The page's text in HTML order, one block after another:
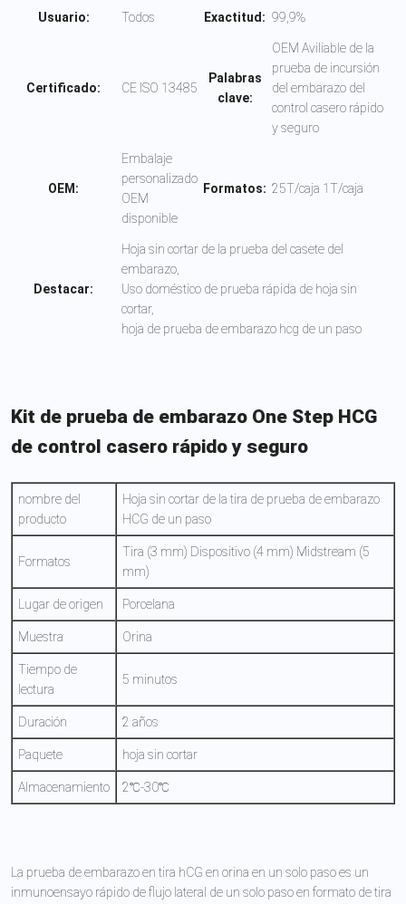
Usuario: Todos Exactitud: 99,9%
Certificado: CE ISO 13485
Palabras
clave:
OEM Aviliable de la
prueba de incursión
del embarazo del
control casero rápido
y seguro
OEM:
Embalaje
personalizado
OEM
disponible
Formatos: 25T/caja 1T/caja
Destacar:
Hoja sin cortar de la prueba del casete del
embarazo,
Uso doméstico de prueba rápida de hoja sin
cortar,
hoja de prueba de embarazo hcg de un paso
Kit de prueba de embarazo One Step HCG
de control casero rápido y seguro
nombre del
producto
Hoja sin cortar de la tira de prueba de embarazo
HCG de un paso
Formatos
Tira (3 mm) Dispositivo (4 mm) Midstream (5
mm)
Lugar de origen Porcelana
Muestra Orina
Tiempo de
lectura
5 minutos
Duración 2 años
Paquete hoja sin cortar
Almacenamiento 2℃-30℃
La prueba de embarazo en tira hCG en orina en un solo paso es un
inmunoensayo rápido de flujo lateral de un solo paso en formato de tira